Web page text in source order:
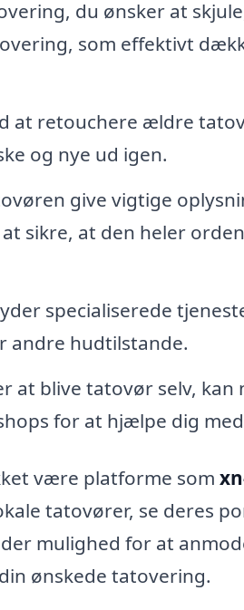
du ønsker at
som effektivt
at retouchere ældre
og nye ud igen.
give vigtige
sikre, at den heler
specialiserede
andre hudtilstande.
at blive tatovør selv, kan
for at hjælpe dig
være platforme som
tatovører, se deres
mulighed for at
ønskede tatovering.